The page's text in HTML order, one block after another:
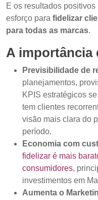
E os resultados
esforço para fidelizar
para todas as marcas.
A importância
Previsibilidade de
planejamentos,
KPIS estratégicos
tem clientes
visão mais clara do
período.
Economia com
fidelizar é mais
consumidores,
investimentos em
Aumenta o